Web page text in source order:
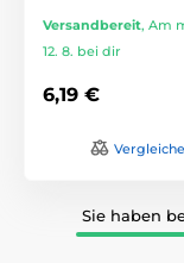
Versandbereit, Am
12. 8. bei dir
6,19 €
Sie haben